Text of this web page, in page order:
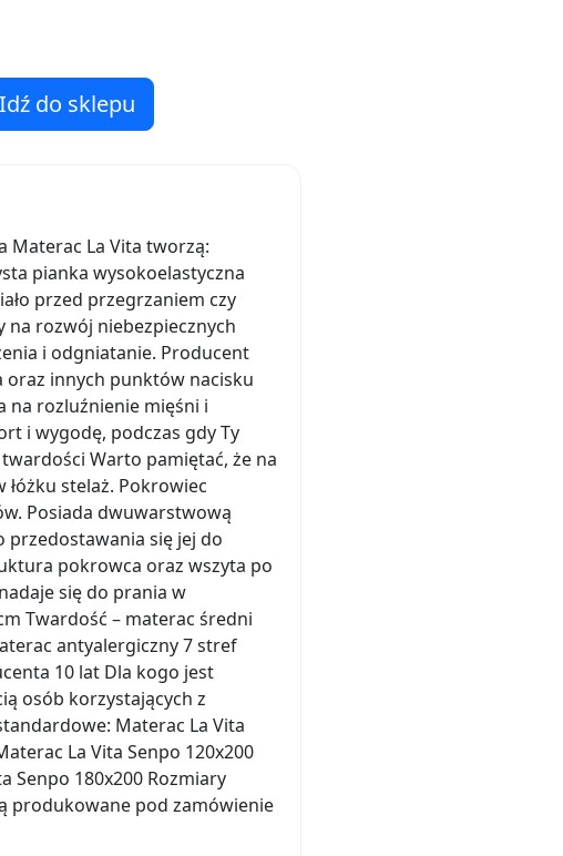
Idź do sklepu
Materac La Vita tworzą:
pianka wysokoelastyczna
przed przegrzaniem czy
na rozwój niebezpiecznych
i odgniatanie. Producent
oraz innych punktów nacisku
na rozluźnienie mięśni i
i wygodę, podczas gdy Ty
Warto pamiętać, że na
stelaż. Pokrowiec
Posiada dwuwarstwową
przedostawania się jej do
pokrowca oraz wszyta po
się do prania w
Twardość – materac średni
antyalergiczny 7 stref
10 lat Dla kogo jest
osób korzystających z
Materac La Vita
La Vita Senpo 120x200
Senpo 180x200 Rozmiary
produkowane pod zamówienie